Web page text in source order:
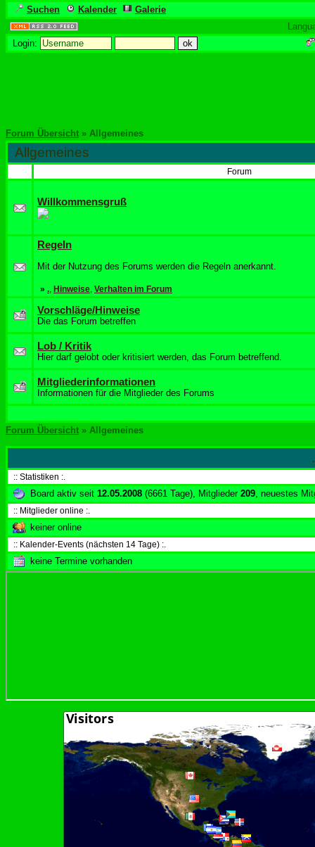
Suchen Kalender
Galerie
Login:
Forum Übersicht » Allgemeines
Allgemeines
Forum
Willkommensgruß
Regeln
Mit der Nutzung des Forums werden die Regeln anerkannt.
» ., Hinweise, Verhalten im Forum
Vorschläge/Hinweise
Die das Forum betreffen
Lob / Kritik
Hier darf gelobt oder kritisiert werden, das Forum betreffend.
Mitgliederinformationen
Informationen für die Mitglieder des Forums
Forum Übersicht » Allgemeines
:: Statistiken :.
Board aktiv seit 12.05.2008 (6661 Tage), Mitglieder 209, neuestes
:: Mitglieder online :.
keiner online
:: Kalender-Events (nächsten 14 Tage) :.
keine Termine vorhanden